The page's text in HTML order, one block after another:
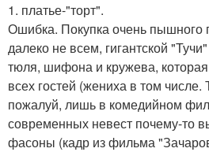
1. платье-"торт".
Ошибка. Покупка очень пышного
далеко не всем, гигантской
тюля, шифона и кружева, которая
всех гостей (жениха в том числе.
пожалуй, лишь в комедийном
современных невест почему-то
фасоны (кадр из фильма